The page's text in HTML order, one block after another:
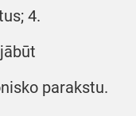
4.
parakstu.